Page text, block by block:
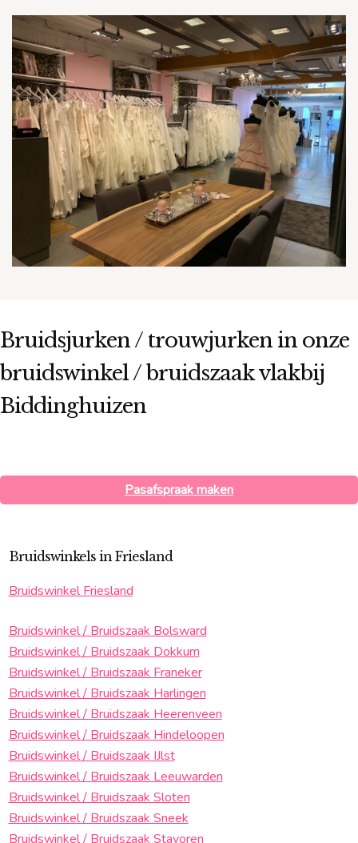
Bruidsjurken / trouwjurken in onze
bruidswinkel / bruidszaak vlakbij
Biddinghuizen
Pasafspraak maken
Bruidswinkels in Friesland
Bruidswinkel Friesland
Bruidswinkel / Bruidszaak Bolsward
Bruidswinkel / Bruidszaak Dokkum
Bruidswinkel / Bruidszaak Franeker
Bruidswinkel / Bruidszaak Harlingen
Bruidswinkel / Bruidszaak Heerenveen
Bruidswinkel / Bruidszaak Hindeloopen
Bruidswinkel / Bruidszaak IJlst
Bruidswinkel / Bruidszaak Leeuwarden
Bruidswinkel / Bruidszaak Sloten
Bruidswinkel / Bruidszaak Sneek
Bruidswinkel / Bruidszaak Stavoren